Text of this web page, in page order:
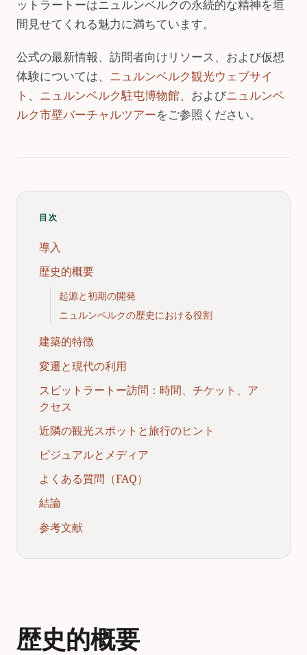
ットラートーはニュルンベルクの永続的な精神を垣
間見せてくれる魅力に満ちています。
公式の最新情報、訪問者向けリソース、および仮想
体験については、 ニュルンベルク観光ウェブサイ
ト 、 ニュルンベルク駐屯博物館、およびニュルンベ
ルク市壁バーチャルツアーをご参照ください。
目次
導入
歴史的概要
起源と初期の開発
ニュルンベルクの歴史における役割
建築的特徴
変遷と現代の利用
スピットラートー訪問：時間、チケット、ア
クセス
近隣の観光スポットと旅行のヒント
ビジュアルとメディア
よくある質問（FAQ）
結論
参考文献
歴史的概要